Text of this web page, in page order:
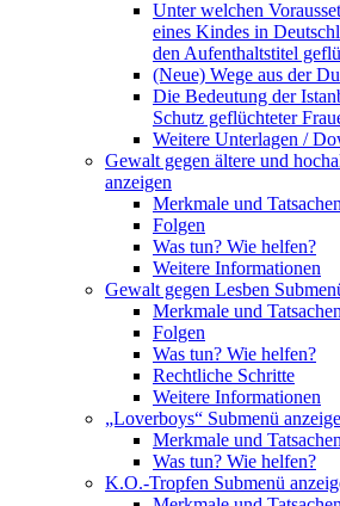
Unter welchen
eines Kindes in
den Aufenthaltstitel
(Neue) Wege aus der
Die Bedeutung der
Schutz geflüchteter
Weitere Unterlagen /
Gewalt gegen ältere und
anzeigen
Merkmale und Tatsachen
Folgen
Was tun? Wie helfen?
Weitere Informationen
Gewalt gegen Lesben
Merkmale und Tatsachen
Folgen
Was tun? Wie helfen?
Rechtliche Schritte
Weitere Informationen
„Loverboys“ Submenü
Merkmale und Tatsachen
Was tun? Wie helfen?
K.O.-Tropfen Submenü